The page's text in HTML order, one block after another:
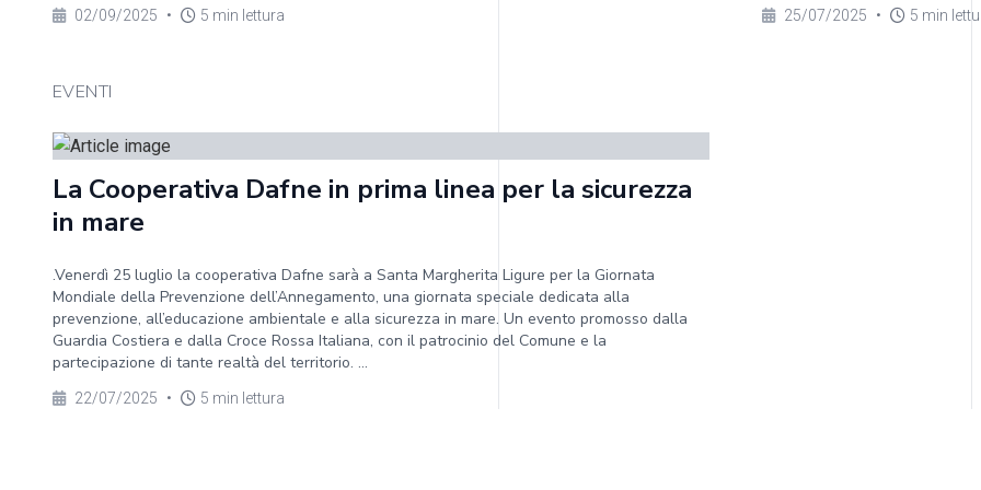
02/09/2025 • 5 min lettura 25/07/2025 • 5 min
EVENTI
La Cooperativa Dafne in prima linea per la sicurezza
in mare
.Venerdì 25 luglio la cooperativa Dafne sarà a Santa Margherita Ligure per la Giornata
Mondiale della Prevenzione dell’Annegamento, una giornata speciale dedicata alla
prevenzione, all’educazione ambientale e alla sicurezza in mare. Un evento promosso dalla
Guardia Costiera e dalla Croce Rossa Italiana, con il patrocinio del Comune e la
partecipazione di tante realtà del territorio. ...
22/07/2025 • 5 min lettura